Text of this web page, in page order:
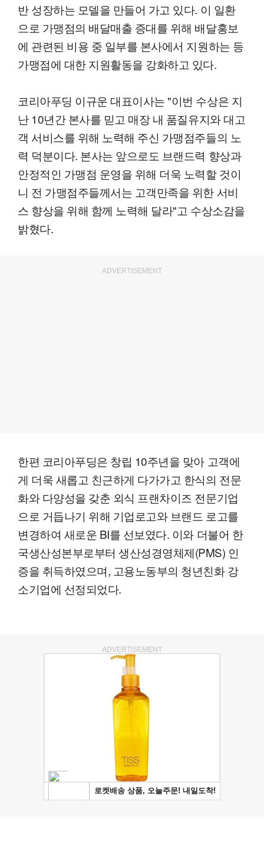
반 성장하는 모델을 만들어 가고 있다. 이 일환
으로 가맹점의 배달매출 증대를 위해 배달홍보
에 관련된 비용 중 일부를 본사에서 지원하는 등
가맹점에 대한 지원활동을 강화하고 있다.
코리아푸딩 이규운 대표이사는 "이번 수상은 지
난 10년간 본사를 믿고 매장 내 품질유지와 대고
객 서비스를 위해 노력해 주신 가맹점주들의 노
력 덕분이다. 본사는 앞으로도 브랜드력 향상과
안정적인 가맹점 운영을 위해 더욱 노력할 것이
니 전 가맹점주들께서는 고객만족을 위한 서비
스 향상을 위해 함께 노력해 달라"고 수상소감을
밝혔다.
ADVERTISEMENT
한편 코리아푸딩은 창립 10주년을 맞아 고객에
게 더욱 새롭고 친근하게 다가가고 한식의 전문
화와 다양성을 갖춘 외식 프랜차이즈 전문기업
으로 거듭나기 위해 기업로고와 브랜드 로고를
변경하여 새로운 BI를 선보였다. 이와 더불어 한
국생산성본부로부터 생산성경영체제(PMS) 인
증을 취득하였으며, 고용노동부의 청년친화 강
소기업에 선정되었다.
ADVERTISEMENT